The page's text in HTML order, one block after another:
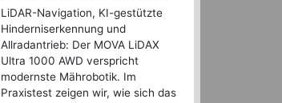
LiDAR-Navigation, KI-gestützte
Hinderniserkennung und
Allradantrieb: Der MOVA LiDAX
Ultra 1000 AWD verspricht
modernste Mährobotik. Im
Praxistest zeigen wir, wie sich das